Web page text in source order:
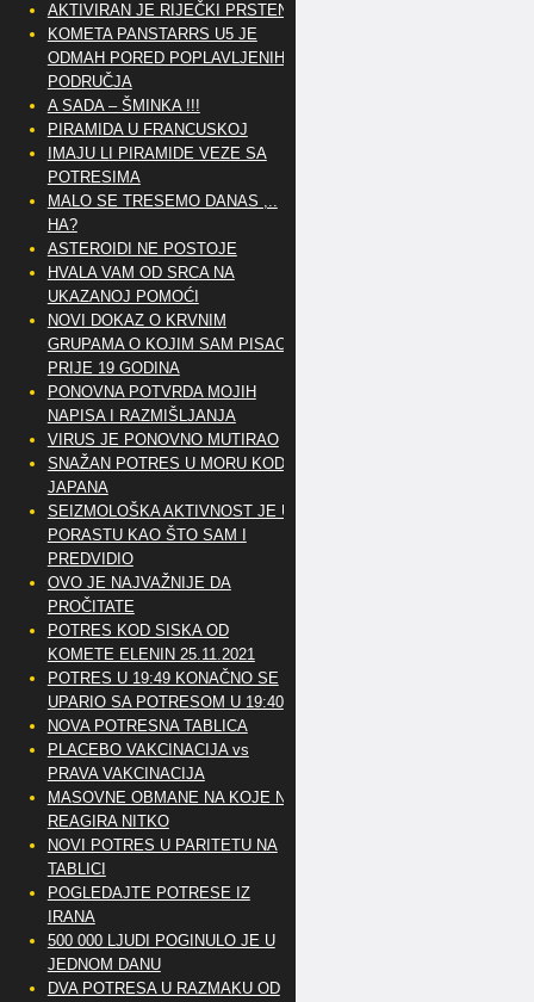
AKTIVIRAN JE RIJEČKI PRSTEN
KOMETA PANSTARRS U5 JE
ODMAH PORED POPLAVLJENIH
PODRUČJA
A SADA – ŠMINKA !!!
PIRAMIDA U FRANCUSKOJ
IMAJU LI PIRAMIDE VEZE SA
POTRESIMA
MALO SE TRESEMO DANAS ,..
HA?
ASTEROIDI NE POSTOJE
HVALA VAM OD SRCA NA
UKAZANOJ POMOĆI
NOVI DOKAZ O KRVNIM
GRUPAMA O KOJIM SAM PISAO
PRIJE 19 GODINA
PONOVNA POTVRDA MOJIH
NAPISA I RAZMIŠLJANJA
VIRUS JE PONOVNO MUTIRAO
SNAŽAN POTRES U MORU KOD
JAPANA
SEIZMOLOŠKA AKTIVNOST JE U
PORASTU KAO ŠTO SAM I
PREDVIDIO
OVO JE NAJVAŽNIJE DA
PROČITATE
POTRES KOD SISKA OD
KOMETE ELENIN 25.11.2021
POTRES U 19:49 KONAČNO SE
UPARIO SA POTRESOM U 19:40
NOVA POTRESNA TABLICA
PLACEBO VAKCINACIJA vs
PRAVA VAKCINACIJA
MASOVNE OBMANE NA KOJE NE
REAGIRA NITKO
NOVI POTRES U PARITETU NA
TABLICI
POGLEDAJTE POTRESE IZ
IRANA
500 000 LJUDI POGINULO JE U
JEDNOM DANU
DVA POTRESA U RAZMAKU OD